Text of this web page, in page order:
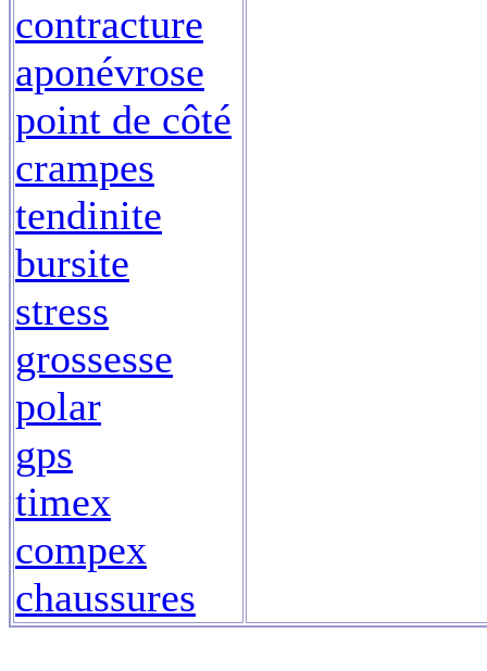
contracture
aponévrose
point de côté
crampes
tendinite
bursite
stress
grossesse
polar
gps
timex
compex
chaussures